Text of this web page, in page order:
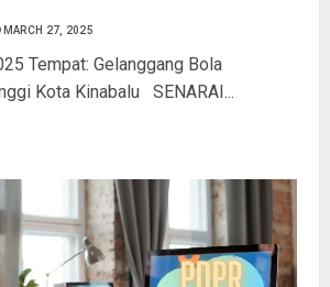
MARCH 27, 2025
Tempat: Gelanggang Bola
Kota Kinabalu SENARAI...